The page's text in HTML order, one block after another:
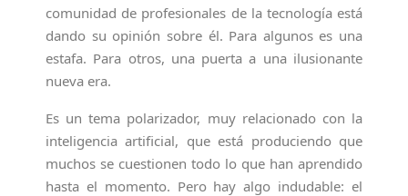
comunidad de profesionales de la tecnología está
dando su opinión sobre él. Para algunos es una
estafa. Para otros, una puerta a una ilusionante
nueva era.
Es un tema polarizador, muy relacionado con la
inteligencia artificial, que está produciendo que
muchos se cuestionen todo lo que han aprendido
hasta el momento. Pero hay algo indudable: el